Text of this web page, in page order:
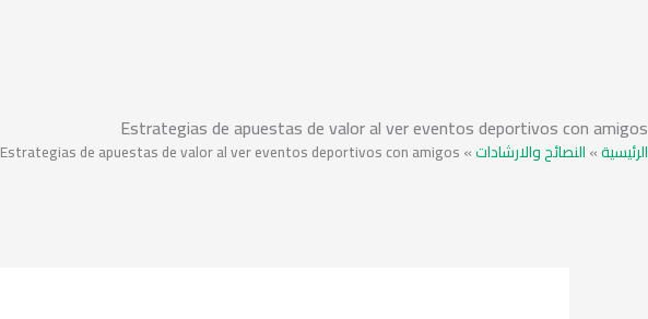
Estrategias de apuestas de valor al ver eventos deportivos con amigos
الرئيسية»النصائح والارشادات»
Estrategias de apuestas de valor al ver eventos deportivos con amigos